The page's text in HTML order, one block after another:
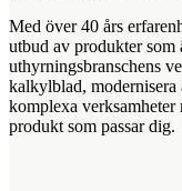
Med över 40 års
utbud av produkter som
uthyrningsbranschens
kalkylblad,
komplexa verksamheter
produkt som passar dig.